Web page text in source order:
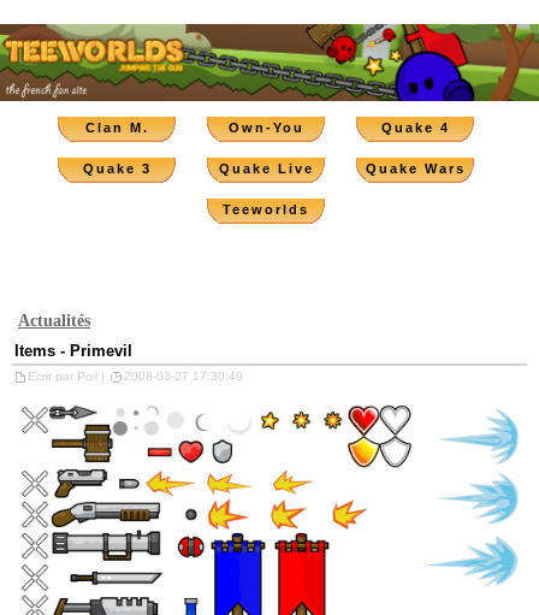
Clan M. Own-You Quake 4
Quake 3 Quake Live Quake Wars
Teeworlds
Actualités
Items - Primevil
Ecrit par Poil | 2008-03-27 17:30:40